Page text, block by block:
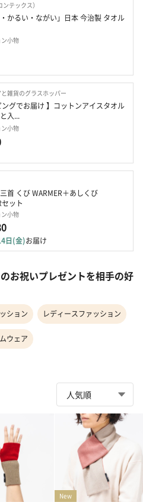
テックス）
・かるい・ながい」日本 今治製 タオル
小物
雑貨のグラスホッパー
ングでお届け 】コットンアイスタオル
入...
小物
首 くび WARMER＋あしくび
セット
小物
日(金)お届け
お祝いプレゼントを相手の好
ション レディースファッション
ウェア